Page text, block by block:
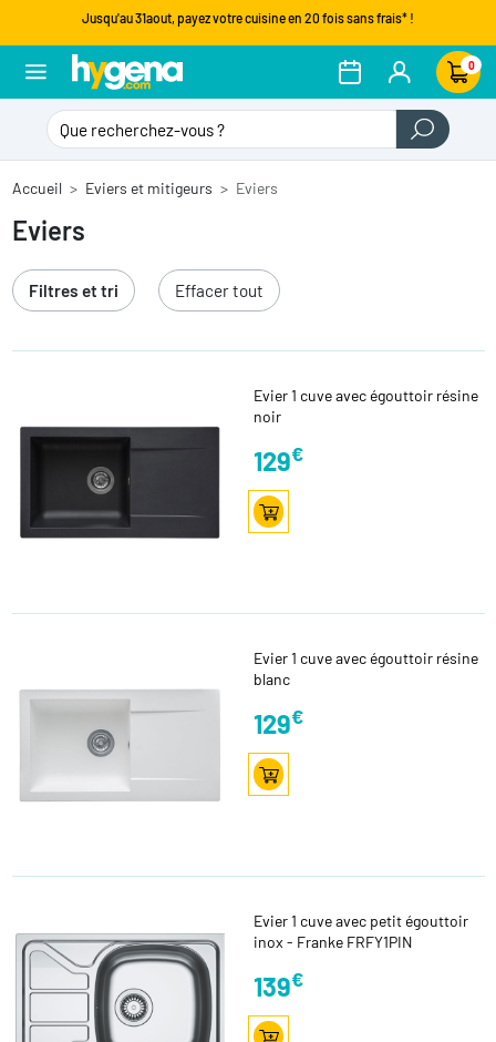
Jusqu'au 31aout, payez votre cuisine en 20 fois sans frais* !
0
Accueil Eviers et mitigeurs Eviers
Eviers
Filtres et tri Effacer tout
Evier 1 cuve avec égouttoir résine
noir
129€
Evier 1 cuve avec égouttoir résine
blanc
129€
Evier 1 cuve avec petit égouttoir
inox - Franke FRFY1PIN
139€